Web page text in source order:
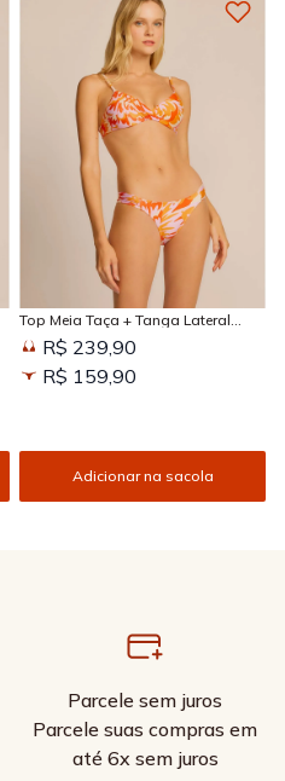
Top Meia Taça + Tanga Lateral
Larga Estampada Sun Kissed
R$ 239,90
R$ 159,90
Adicionar na sacola
Parcele sem juros
Parcele suas compras em
até 6x sem juros